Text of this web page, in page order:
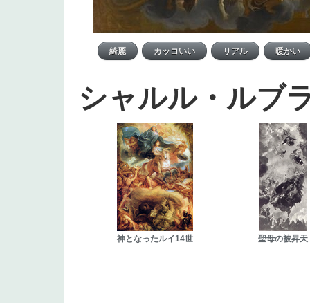
シャルル・ルブ
神となったルイ14世 聖母の被昇天